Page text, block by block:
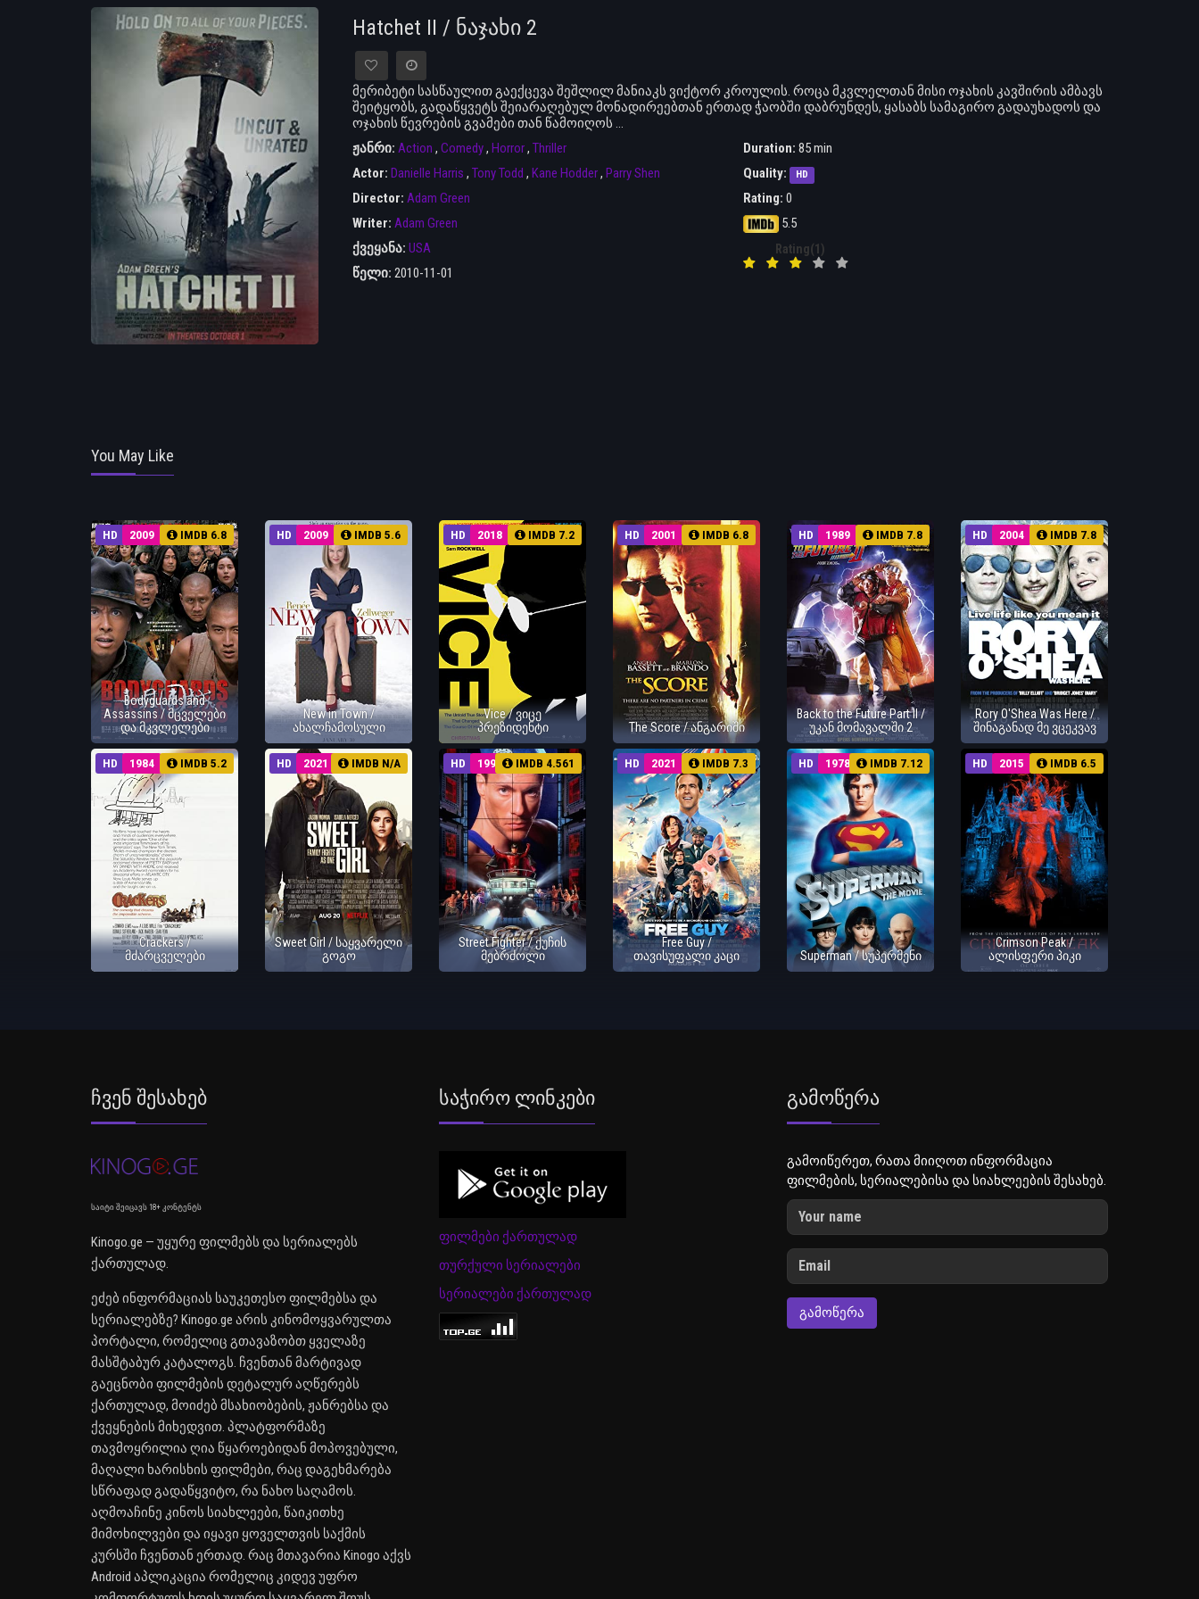
Hatchet II / ნაჯახი 2
მერიბეტი სასწაულით გაექცევა შეშლილ მანიაკს ვიქტორ კროულის. როცა მკვლელთან მისი ოჯახის კავშირის ამბავს
შეიტყობს, გადაწყვეტს შეიარაღებულ მონადირეებთან ერთად ჭაობში დაბრუნდეს, ყასაბს სამაგირო გადაუხადოს და
ოჯახის წევრების გვამები თან წამოიღოს ...
ჟანრი: Action , Comedy, Horror, Thriller
Actor: Danielle Harris , Tony Todd , Kane Hodder, Parry Shen
Director: Adam Green
Writer: Adam Green
ქვეყანა: USA
წელი: 2010-11-01
Duration: 85 min
Quality:
HD
Rating: 0
5.5
Rating(1)
You May Like
HD 2009 IMDB 6.8
Bodyguards and
Assassins / მცველები
და მკვლელები
HD 2009 IMDB 5.6
New in Town /
ახალჩამოსული
HD 2018 IMDB 7.2
Vice / ვიცე
პრეზიდენტი
HD 2001 IMDB 6.8
The Score / ანგარიში
HD 1989 IMDB 7.8
Back to the Future Part II /
უკან მომავალში 2
HD 2004 IMDB 7.8
Rory O'Shea Was Here /
შინაგანად მე ვცეკვავ
HD 1984 IMDB 5.2
Crackers /
მძარცველები
HD 2021 IMDB N/A
Sweet Girl / საყვარელი
გოგო
HD 1994 IMDB 4.561
Street Fighter / ქუჩის
მებრძოლი
HD 2021 IMDB 7.3
Free Guy /
თავისუფალი კაცი
HD 1978 IMDB 7.12
Superman / სუპერმენი
HD 2015 IMDB 6.5
Crimson Peak /
ალისფერი პიკი
Ჩვენ Შესახებ
საიტი შეიცავს 18+ კონტენტს
Kinogo.ge — უყურე ფილმებს და სერიალებს
ქართულად.
ეძებ ინფორმაციას საუკეთესო ფილმებსა და
სერიალებზე? Kinogo.ge არის კინომოყვარულთა
პორტალი, რომელიც გთავაზობთ ყველაზე
მასშტაბურ კატალოგს. ჩვენთან მარტივად
გაეცნობი ფილმების დეტალურ აღწერებს
ქართულად, მოიძებ მსახიობების, ჟანრებსა და
ქვეყნების მიხედვით. პლატფორმაზე
თავმოყრილია ღია წყაროებიდან მოპოვებული,
მაღალი ხარისხის ფილმები, რაც დაგეხმარება
სწრაფად გადაწყვიტო, რა ნახო საღამოს.
აღმოაჩინე კინოს სიახლეები, წაიკითხე
მიმოხილვები და იყავი ყოველთვის საქმის
კურსში ჩვენთან ერთად. რაც მთავარია Kinogo აქვს
Android აპლიკაცია რომელიც კიდევ უფრო
Საჭირო Ლინკები
ფილმები ქართულად
თურქული სერიალები
სერიალები ქართულად
Გამოწერა
გამოიწერეთ, რათა მიიღოთ ინფორმაცია
ფილმების, სერიალებისა და სიახლეების შესახებ.
ᲒᲐᲛᲝᲬᲔᲠᲐ